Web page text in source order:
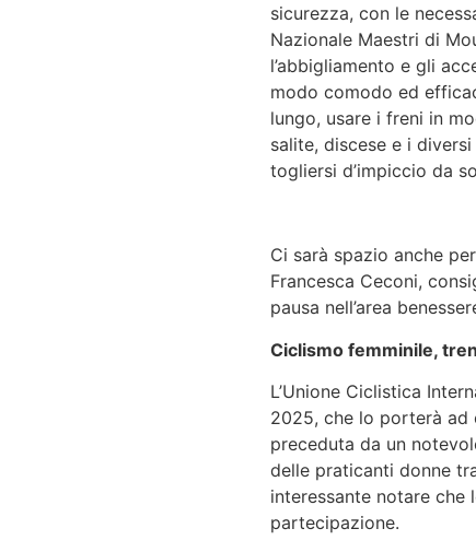
sicurezza, con le
Nazionale Maestri di
l’abbigliamento e gli
modo comodo ed
lungo, usare i freni in
salite, discese e i
togliersi d’impiccio da
Ci sarà spazio anche
Francesca Ceconi,
pausa nell’area
Ciclismo femminile,
L’Unione Ciclistica
2025, che lo porterà ad
preceduta da un
delle praticanti donne
interessante notare
partecipazione.